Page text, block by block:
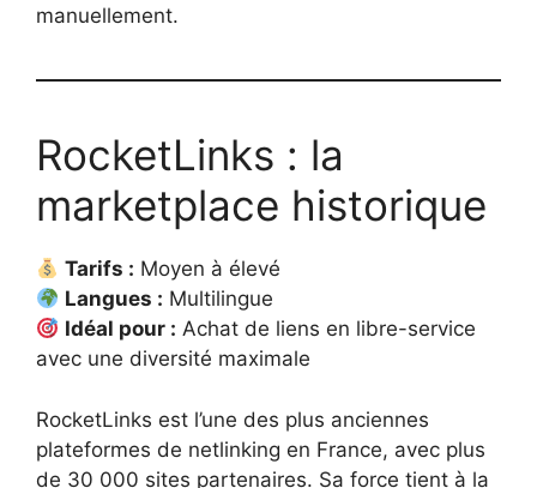
manuellement.
RocketLinks : la
marketplace historique
Tarifs : Moyen à élevé
Langues : Multilingue
Idéal pour : Achat de liens en libre-service
avec une diversité maximale
RocketLinks est l’une des plus anciennes
plateformes de netlinking en France, avec plus
de 30 000 sites partenaires. Sa force tient à la